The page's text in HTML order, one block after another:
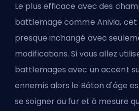
Le plus efficace avec des
battlemage comme Anivia,
presque inchangé avec
modifications. Si vous allez
battlemages avec un accent
ennemis alors le Bâton d'âge
se soigner au fur et à mesure